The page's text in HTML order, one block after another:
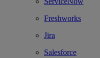
Freshworks
Jira
Salesforce